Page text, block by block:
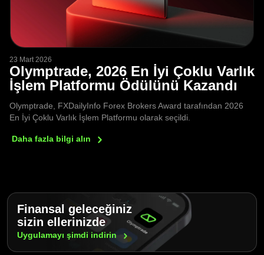
23 Mart 2026
Olymptrade, 2026 En İyi Çoklu Varlık
İşlem Platformu Ödülünü Kazandı
Olymptrade, FXDailyInfo Forex Brokers Award tarafından 2026
En İyi Çoklu Varlık İşlem Platformu olarak seçildi.
Daha fazla bilgi alın
Finansal geleceğiniz
sizin ellerinizde
Uygulamayı şimdi indirin